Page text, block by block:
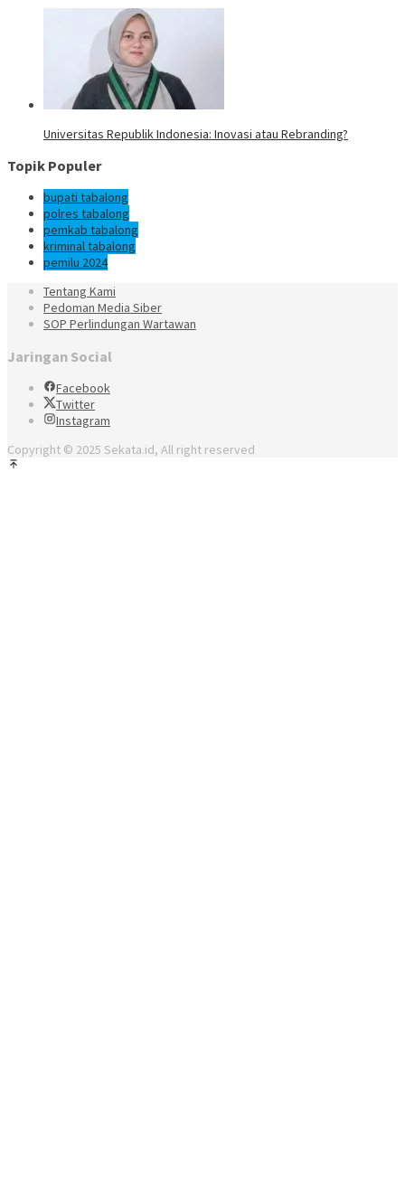
Universitas Republik Indonesia: Inovasi atau Rebranding?
Topik Populer
bupati tabalong
polres tabalong
pemkab tabalong
kriminal tabalong
pemilu 2024
Tentang Kami
Pedoman Media Siber
SOP Perlindungan Wartawan
Jaringan Social
Facebook
Twitter
Instagram
Copyright © 2025 Sekata.id, All right reserved